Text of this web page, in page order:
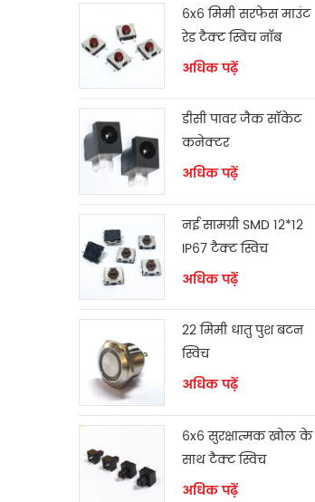
6x6 मिमी सरफेस माउंट
रेड टैक्ट स्विच नॉब
अधिक पढ़ें
डीसी पावर जैक सॉकेट
कनेक्टर
अधिक पढ़ें
नई सामग्री SMD 12*12
IP67 टैक्ट स्विच
अधिक पढ़ें
22 मिमी धातु पुश बटन
स्विच
अधिक पढ़ें
6x6 सुरक्षात्मक खोल के
साथ टैक्ट स्विच
अधिक पढ़ें